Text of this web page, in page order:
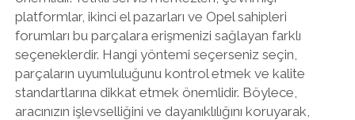
platformlar, ikinci el pazarları ve Opel sahipleri
forumları bu parçalara erişmenizi sağlayan farklı
seçeneklerdir. Hangi yöntemi seçerseniz seçin,
parçaların uyumluluğunu kontrol etmek ve kalite
standartlarına dikkat etmek önemlidir. Böylece,
aracınızın işlevselliğini ve dayanıklılığını koruyarak,